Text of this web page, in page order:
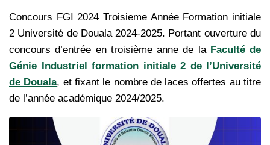
Concours FGI 2024 Troisieme Année Formation initiale
2 Université de Douala 2024-2025. Portant ouverture du
concours d’entrée en troisième anne de la Faculté de
Génie Industriel formation initiale 2 de l’Université
de Douala, et fixant le nombre de laces offertes au titre
de l’année académique 2024/2025.